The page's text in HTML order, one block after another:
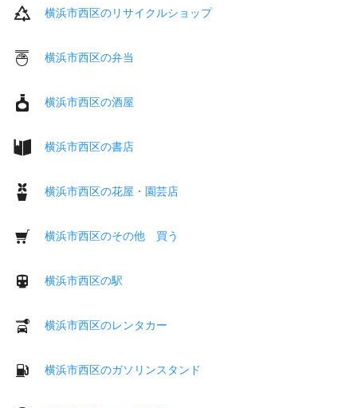
横浜市西区のリサイクルショップ
横浜市西区の弁当
横浜市西区の酒屋
横浜市西区の書店
横浜市西区の花屋・園芸店
横浜市西区のその他 買う
横浜市西区の駅
横浜市西区のレンタカー
横浜市西区のガソリンスタンド